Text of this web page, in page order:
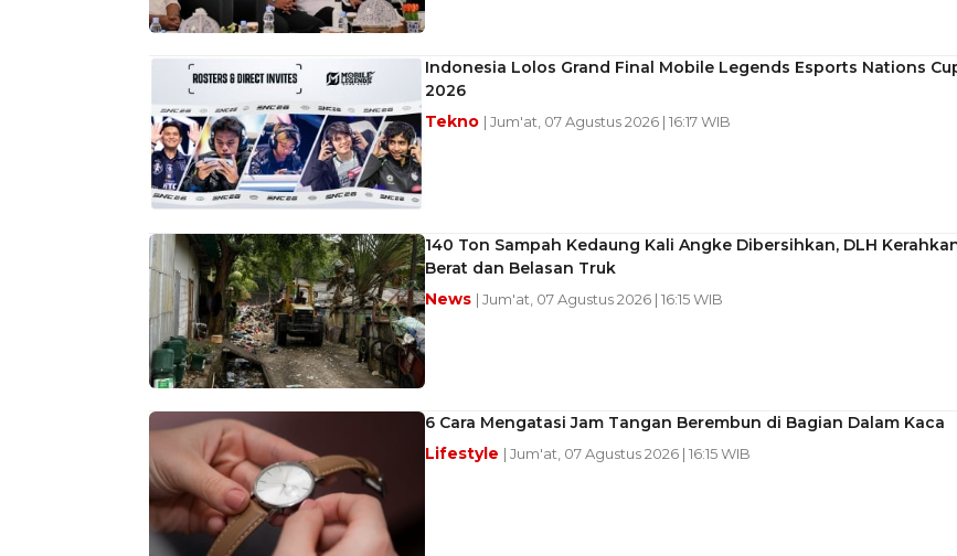
Indonesia Lolos Grand Final Mobile Legends Esports Nations
2026
Tekno | Jum'at, 07 Agustus 2026 | 16:17 WIB
140 Ton Sampah Kedaung Kali Angke Dibersihkan, DLH
Berat dan Belasan Truk
News | Jum'at, 07 Agustus 2026 | 16:15 WIB
6 Cara Mengatasi Jam Tangan Berembun di Bagian Dalam Kaca
Lifestyle | Jum'at, 07 Agustus 2026 | 16:15 WIB